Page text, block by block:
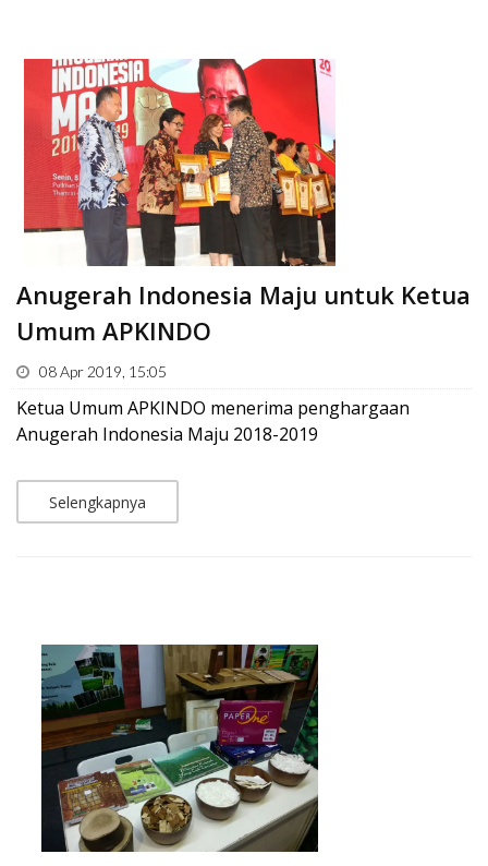
Anugerah Indonesia Maju untuk Ketua
Umum APKINDO
08 Apr 2019, 15:05
Ketua Umum APKINDO menerima penghargaan
Anugerah Indonesia Maju 2018-2019
Selengkapnya